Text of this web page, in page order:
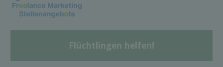
Flüchtlingen helfen!